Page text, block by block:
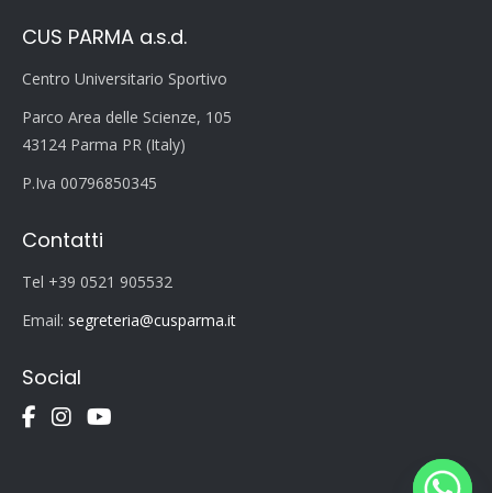
CUS PARMA a.s.d.
Centro Universitario Sportivo
Parco Area delle Scienze, 105
43124 Parma PR (Italy)
P.Iva 00796850345
Contatti
Tel +39 0521 905532
Email: segreteria@cusparma.it
Social